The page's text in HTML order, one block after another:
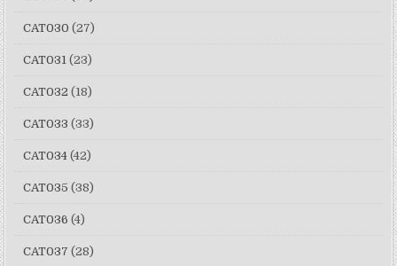
CAT030 (27)
CAT031 (23)
CAT032 (18)
CAT033 (33)
CAT034 (42)
CAT035 (38)
CAT036 (4)
CAT037 (28)